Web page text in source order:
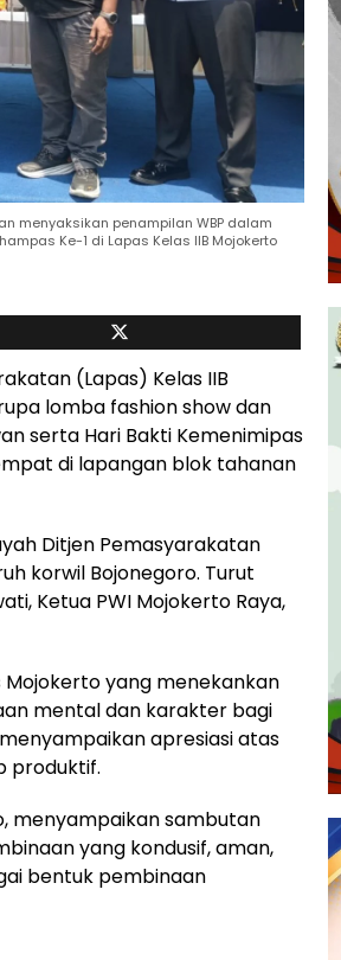
menyaksikan penampilan WBP dalam
Ke-1 di Lapas Kelas IIB Mojokerto
(Lapas) Kelas IIB
lomba fashion show dan
serta Hari Bakti Kemenimipas
di lapangan blok tahanan
Ditjen Pemasyarakatan
korwil Bojonegoro. Turut
Ketua PWI Mojokerto Raya,
yang menekankan
mental dan karakter bagi
apresiasi atas
produktif.
menyampaikan sambutan
yang kondusif, aman,
bentuk pembinaan